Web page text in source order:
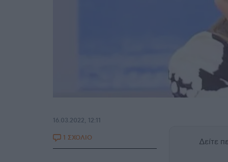
Δείτε
16.03.2022, 12:11
1 ΣΧΟΛΙΟ